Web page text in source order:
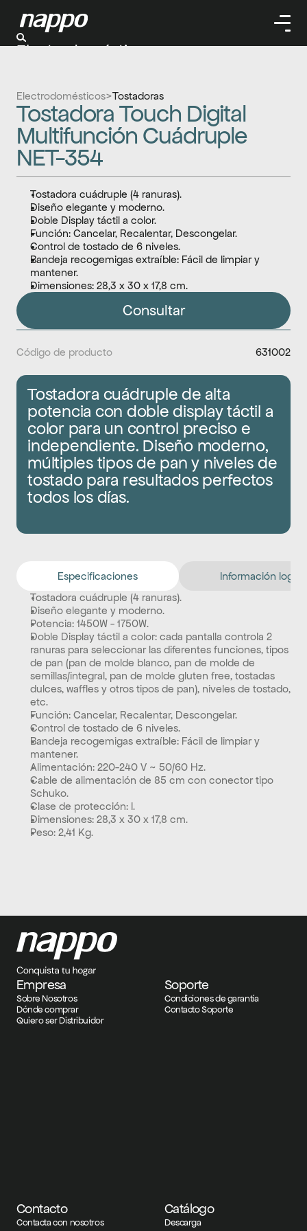
Electrodomésticos>Tostadoras
Tostadora Touch Digital
Multifunción Cuádruple
NET-354
Tostadora cuádruple (4 ranuras).
Diseño elegante y moderno.
Doble Display táctil a color.
Función: Cancelar, Recalentar, Descongelar.
Control de tostado de 6 niveles.
Bandeja recogemigas extraíble: Fácil de limpiar y
mantener.
Dimensiones: 28,3 x 30 x 17,8 cm.
Consultar
Código de producto 631002
Tostadora cuádruple de alta
potencia con doble display táctil a
color para un control preciso e
independiente. Diseño moderno,
múltiples tipos de pan y niveles de
tostado para resultados perfectos
todos los días.
Especificaciones
Información
Tostadora cuádruple (4 ranuras).
Diseño elegante y moderno.
Potencia: 1450W - 1750W.
Doble Display táctil a color: cada pantalla controla 2
ranuras para seleccionar las diferentes funciones, tipos
de pan (pan de molde blanco, pan de molde de
semillas/integral, pan de molde gluten free, tostadas
dulces, waffles y otros tipos de pan), niveles de tostado,
etc.
Función: Cancelar, Recalentar, Descongelar.
Control de tostado de 6 niveles.
Bandeja recogemigas extraíble: Fácil de limpiar y
mantener.
Alimentación: 220-240 V ~ 50/60 Hz.
Cable de alimentación de 85 cm con conector tipo
Schuko.
Clase de protección: I.
Dimensiones: 28,3 x 30 x 17,8 cm.
Peso: 2,41 Kg.
Empresa
Sobre Nosotros
Dónde comprar
Quiero ser Distribuidor
Soporte
Condiciones de garantía
Contacto Soporte
Contacto
Contacta con nosotros
Catálogo
Descarga
Electrodomésticos
Limpieza
Herramientas
Climatizaación